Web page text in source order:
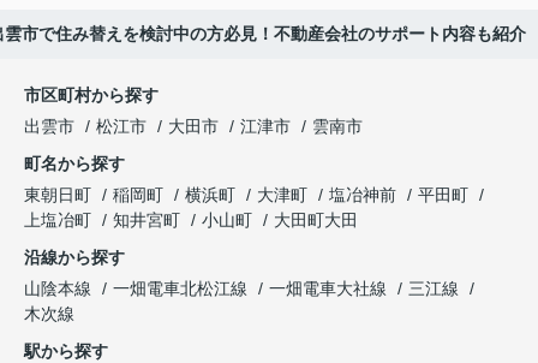
雲市で住み替えを検討中の方必見！不動産会社のサポート内容も紹介
市区町村から探す
出雲市
松江市 大田市 江津市
雲南市
町名から探す
東朝日町
稲岡町 横浜町 大津町 塩冶神前
平田町
上塩冶町
知井宮町 小山町
大田町大田
沿線から探す
山陰本線
一畑電車北松江線 一畑電車大社線
三江線
木次線
駅から探す